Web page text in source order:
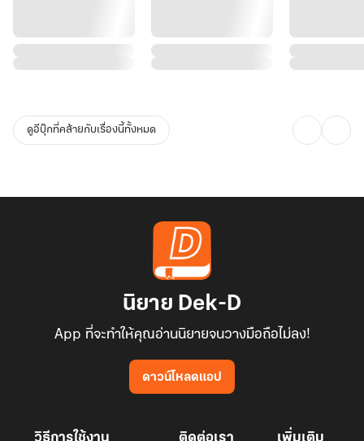
ดูอีบุ๊กที่คล้ายกับเรื่องนี้ทั้งหมด
นิยาย Dek-D
App ที่จะทำให้คุณอ่านนิยายจนวางมือถือไม่ลง!
ดาวน์โหลดแอป